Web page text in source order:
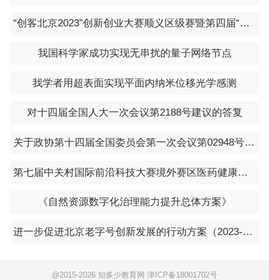
“创客北京2023”创新创业大赛顺义区级赛暨第四届“创新顺义”创新创业大赛启动的通知
我国科学家成功实现无串扰的量子网络节点
我学者用超表面实现平面内纳米位移光学感测
对十四届全国人大一次会议第2188号建议的答复
关于政协第十四届全国委员会第一次会议第02948号（科学技术类135号）提案答复的函
第七届中关村国际前沿科技大赛境外赛区医药健康领域决赛举办
《自然资源数字化治理能力提升总体方案》
进一步促进北京老字号创新发展的行动方案（2023-2025年）
@2015-2026 知多少教育网 津ICP备18001702号